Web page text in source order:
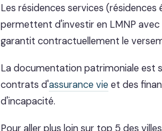
Les résidences services
permettent d'investir en LMNP
garantit contractuellement le
La documentation patrimoniale est
contrats d'assurance vie et des
d'incapacité.
Pour aller plus loin sur top 5 des